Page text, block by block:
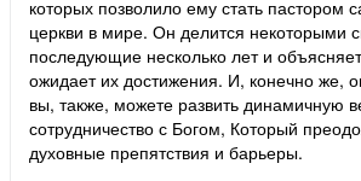
которых позволило ему стать пастором
церкви в мире. Он делится некоторыми
последующие несколько лет и
ожидает их достижения. И, конечно же,
вы, также, можете развить динамичную
сотрудничество с Богом, Который
духовные препятствия и барьеры.